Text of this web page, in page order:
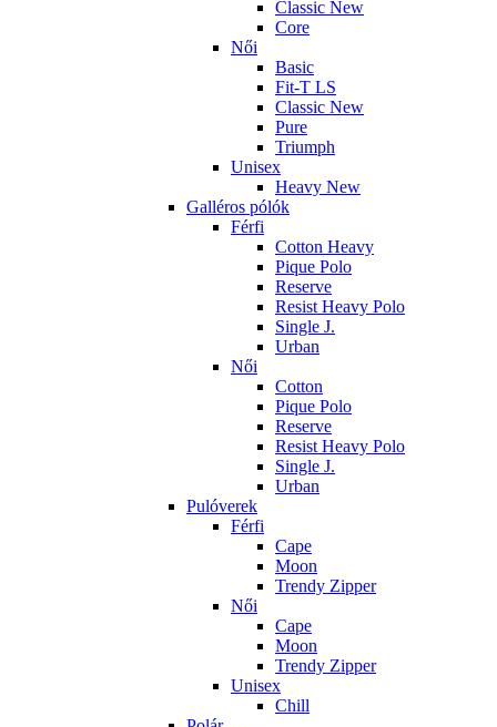
Classic New
Core
Női
Basic
Fit-T LS
Classic New
Pure
Triumph
Unisex
Heavy New
Galléros pólók
Férfi
Cotton Heavy
Pique Polo
Reserve
Resist Heavy Polo
Single J.
Urban
Női
Cotton
Pique Polo
Reserve
Resist Heavy Polo
Single J.
Urban
Pulóverek
Férfi
Cape
Moon
Trendy Zipper
Női
Cape
Moon
Trendy Zipper
Unisex
Chill